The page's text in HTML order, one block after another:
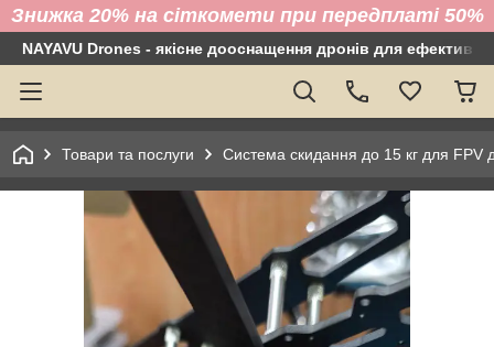
Знижка 20% на сіткомети при передплаті 50%
NAYAVU Drones - якісне дооснащення дронів для
Товари та послуги Система скидання до 15 кг для FPV